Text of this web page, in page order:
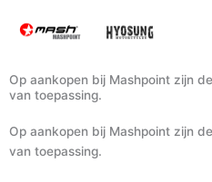
naar
Op aankopen bij Mashpoint zijn
van toepassing.
Op aankopen bij Mashpoint zijn
van toepassing.